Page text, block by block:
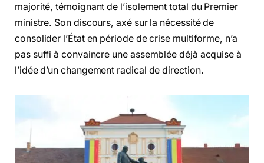
majorité, témoignant de l’isolement total du Premier
ministre. Son discours, axé sur la nécessité de
consolider l’État en période de crise multiforme, n’a
pas suffi à convaincre une assemblée déjà acquise à
l’idée d’un changement radical de direction.